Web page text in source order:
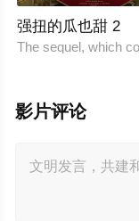
强扭的瓜也甜 2
The sequel, which
影片评论